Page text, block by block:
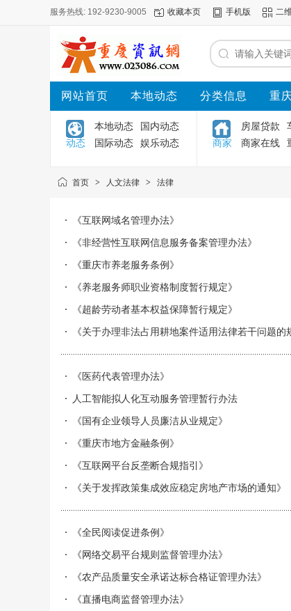
服务热线: 192-9230-9005 收藏本页 手机版 二
网站首页 本地动态 分类信息 重
动态
本地动态
国内动态
国际动态
娱乐动态 商家
房屋贷款
商家在线
首页 > 人文法律 > 法律
《互联网域名管理办法》
《非经营性互联网信息服务备案管理办法》
《重庆市养老服务条例》
《养老服务师职业资格制度暂行规定》
《超龄劳动者基本权益保障暂行规定》
《关于办理非法占用耕地案件适用法律若干问题的
《医药代表管理办法》
人工智能拟人化互动服务管理暂行办法
《国有企业领导人员廉洁从业规定》
《重庆市地方金融条例》
《互联网平台反垄断合规指引》
《关于发挥政策集成效应稳定房地产市场的通知》
《全民阅读促进条例》
《网络交易平台规则监督管理办法》
《农产品质量安全承诺达标合格证管理办法》
《直播电商监督管理办法》